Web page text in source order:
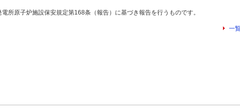
所原子炉施設保安規定第168条（報告）に基づき報告を行うものです。
一